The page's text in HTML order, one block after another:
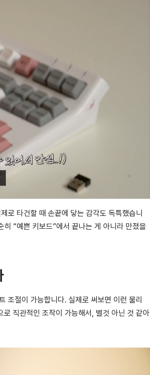
로 타건할 때 손끝에 닿는 감각도 독특했습니
“예쁜 키보드”에서 끝나는 게 아니라 만졌을
조절이 가능합니다. 실제로 써보면 이런 물리
직관적인 조작이 가능해서, 별것 아닌 것 같아